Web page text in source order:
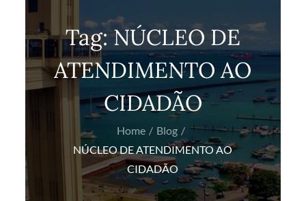
Tag: NÚCLEO DE
ATENDIMENTO AO
CIDADÃO
Home
Blog
NÚCLEO DE ATENDIMENTO AO
CIDADÃO